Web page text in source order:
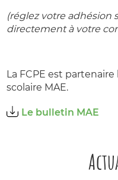
(réglez votre adhésion
directement à votre
La FCPE est
scolaire MAE.
Le bulletin MAE